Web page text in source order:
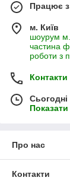
Працює з
м. Київ
шоурум м.
частина
роботи з
Контакти
Про нас
Контакти